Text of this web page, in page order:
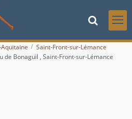
Saint-Front-sur-Lémance
de Bonaguil , Saint-Front-sur-Lémance